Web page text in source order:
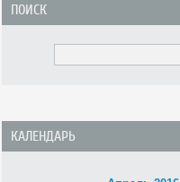
ПОИСК
КАЛЕНДАРЬ